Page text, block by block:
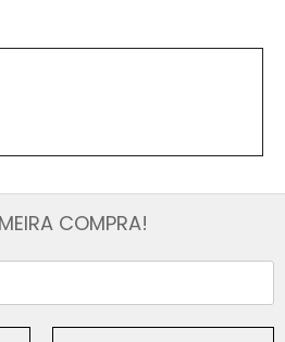
COMPRA!